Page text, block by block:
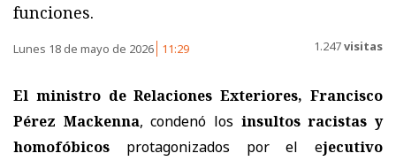
funciones.
Lunes 18 de mayo de 2026 11:29 1.247visitas
El ministro de Relaciones Exteriores, Francisco
Pérez Mackenna, condenó los insultos racistas y
homofóbicos protagonizados por el ejecutivo